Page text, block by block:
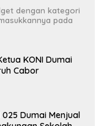
dengan kategori
pada
KONI Dumai
Cabor
Dumai Menjual